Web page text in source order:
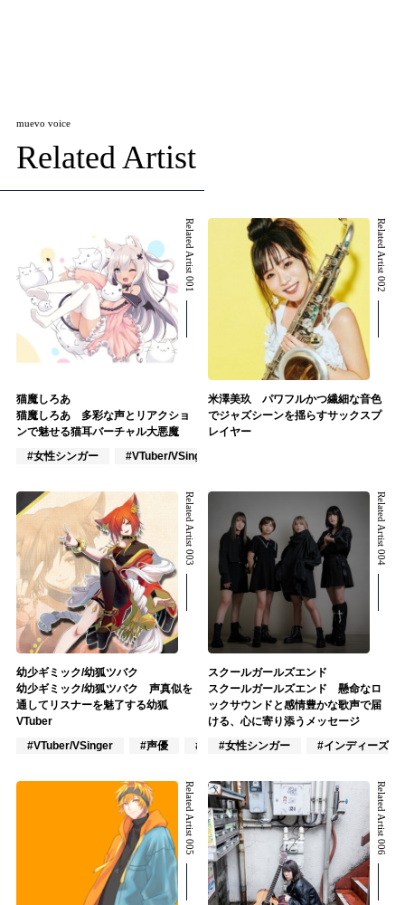
muevo voice
Related Artist
Related Artist 001
猫魔しろあ
猫魔しろあ 多彩な声とリアクショ
ンで魅せる猫耳バーチャル大悪魔
#女性シンガー
#VTuber/VSinger
Related Artist 002
米澤美玖 パワフルかつ繊細な音色
でジャズシーンを揺らすサックスプ
レイヤー
Related Artist 003
幼少ギミック/幼狐ツバク
幼少ギミック/幼狐ツバク 声真似を
通してリスナーを魅了する幼狐
VTuber
#VTuber/VSinger
#声優 #アニメ/ゲーム
Related Artist 004
スクールガールズエンド
スクールガールズエンド 懸命なロ
ックサウンドと感情豊かな歌声で届
ける、心に寄り添うメッセージ
#女性シンガー
#インディーズ
Related Artist 005 Related Artist 006